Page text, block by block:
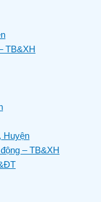
TB&XH
Huyện
– TB&XH